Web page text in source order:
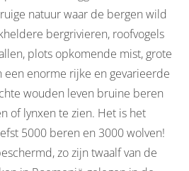
natuur waar de bergen wild
bergrivieren, roofvogels
plots opkomende mist, grote
een enorme rijke en gevarieerde
wouden leven bruine beren
of lynxen te zien. Het is het
5000 beren en 3000 wolven!
zo zijn twaalf van de